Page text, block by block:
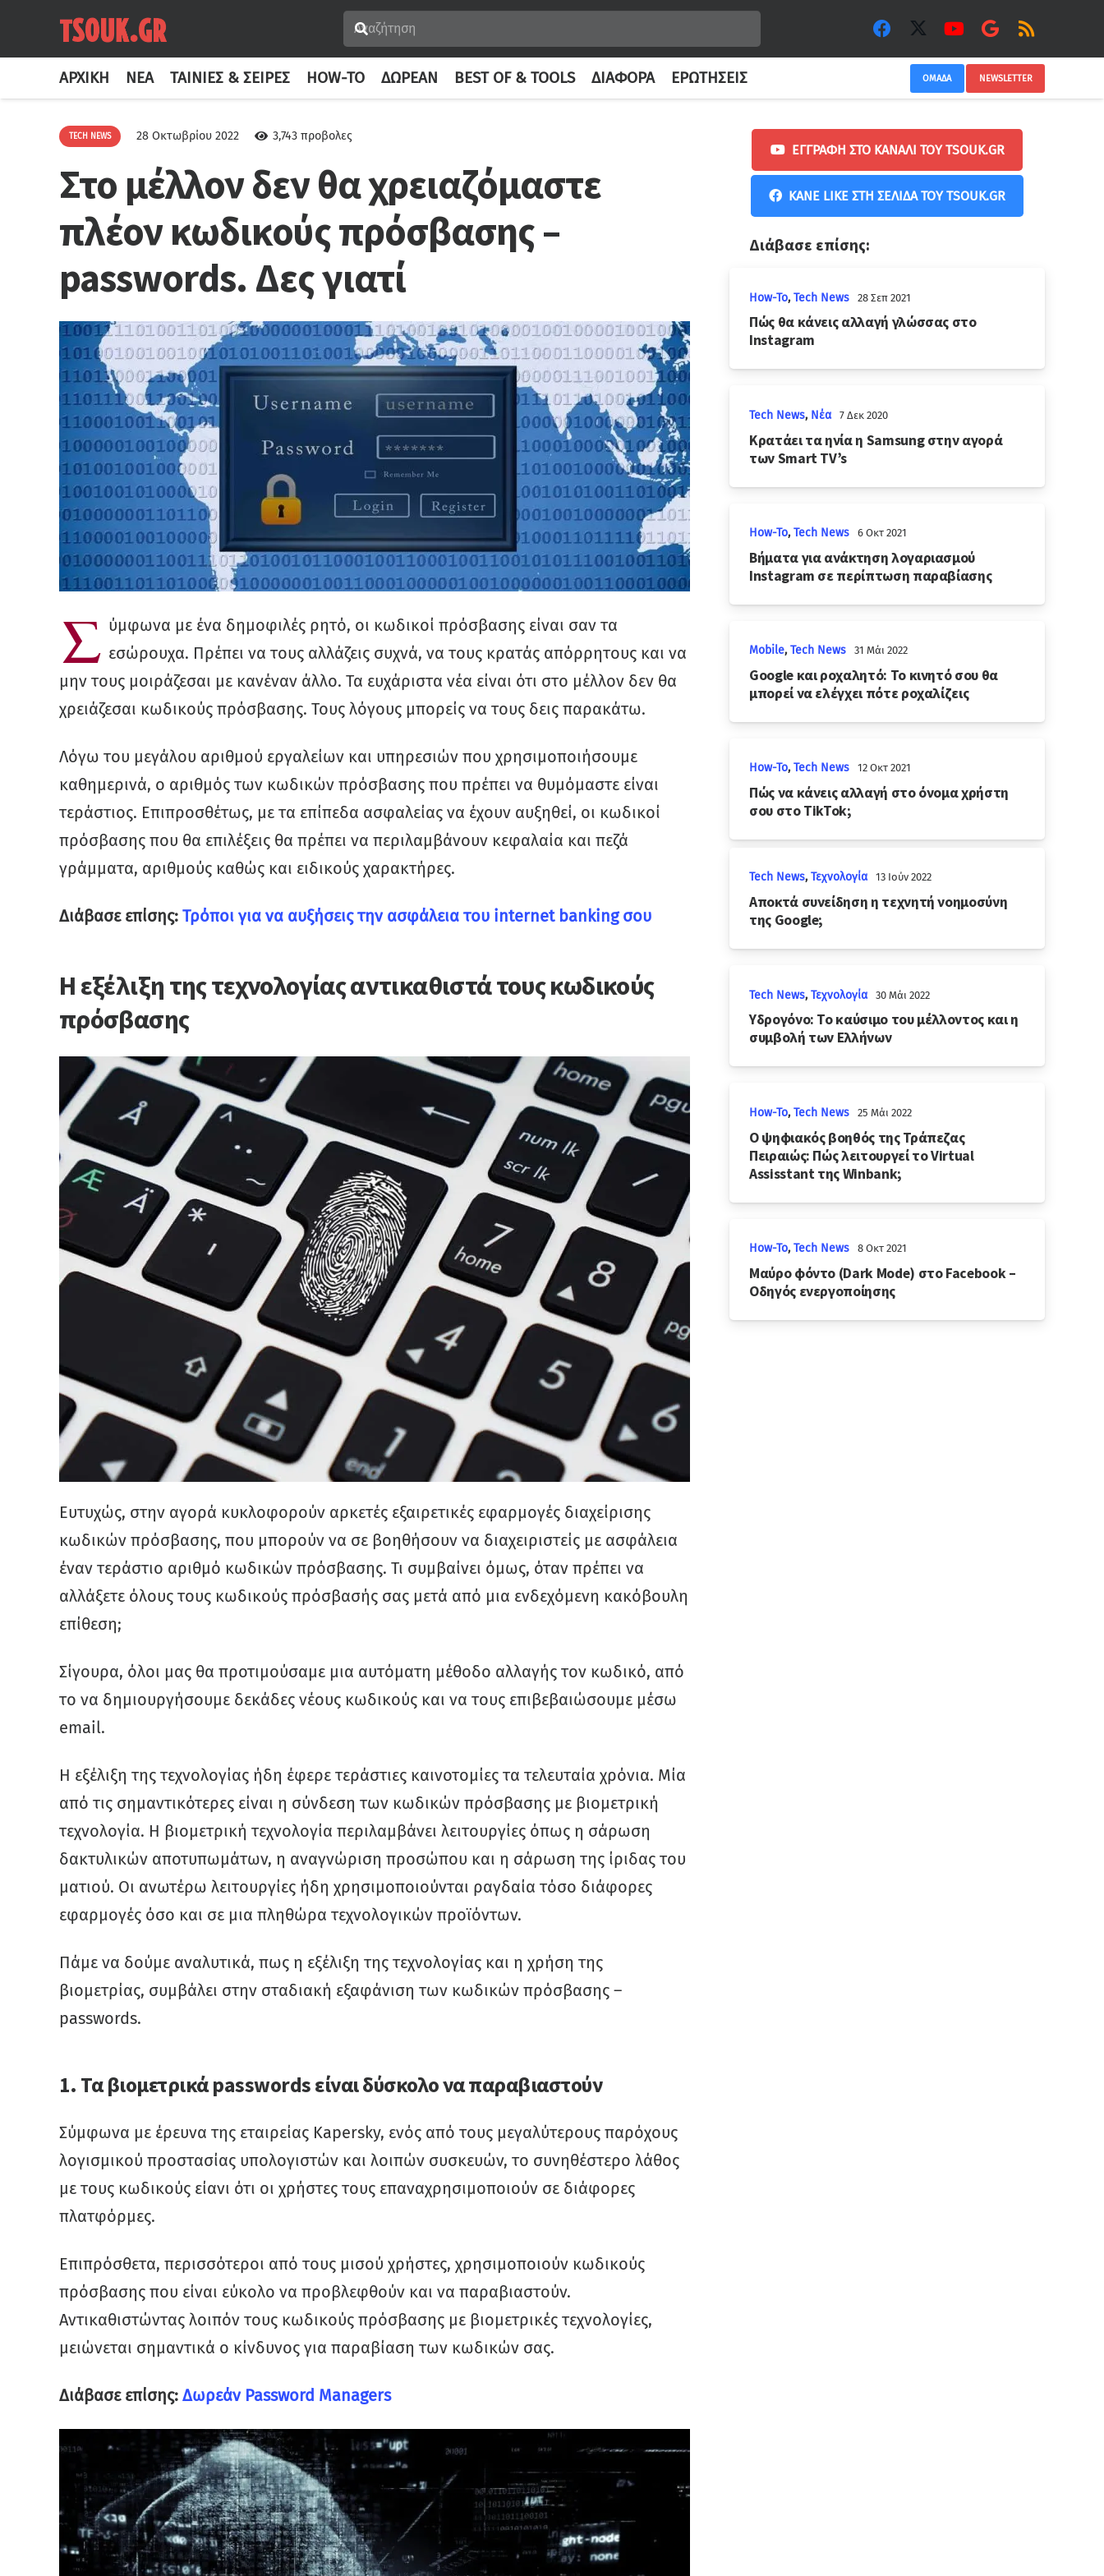
ΑΡΧΙΚΉ ΝΈΑ ΤΑΙΝΊΕΣ & ΣΕΙΡΈΣ HOW-TO ΔΩΡΕΆΝ BEST OF & TOOLS ΔΙΆΦΟΡΑ ΕΡΩΤΉΣΕΙΣ ΟΜΑΔΑ NEWSLETTER
TECH NEWS 28 Οκτωβρίου 2022 3,743 προβολες
Στο μέλλον δεν θα χρειαζόμαστε
πλέον κωδικούς πρόσβασης –
passwords. Δες γιατί
Σ ύμφωνα με ένα δημοφιλές ρητό, οι κωδικοί πρόσβασης είναι σαν τα
εσώρουχα. Πρέπει να τους αλλάζεις συχνά, να τους κρατάς απόρρητους και να
μην τους μοιράζεσαι με κανέναν άλλο. Τα ευχάριστα νέα είναι ότι στο μέλλον δεν θα
χρειάζεσαι κωδικούς πρόσβασης. Τους λόγους μπορείς να τους δεις παρακάτω.
Λόγω του μεγάλου αριθμού εργαλείων και υπηρεσιών που χρησιμοποιήσουμε
καθημερινά, ο αριθμός των κωδικών πρόσβασης που πρέπει να θυμόμαστε είναι
τεράστιος. Επιπροσθέτως, με τα επίπεδα ασφαλείας να έχουν αυξηθεί, οι κωδικοί
πρόσβασης που θα επιλέξεις θα πρέπει να περιλαμβάνουν κεφαλαία και πεζά
γράμματα, αριθμούς καθώς και ειδικούς χαρακτήρες.
Διάβασε επίσης: Τρόποι για να αυξήσεις την ασφάλεια του internet banking σου
Η εξέλιξη της τεχνολογίας αντικαθιστά τους κωδικούς
πρόσβασης
Ευτυχώς, στην αγορά κυκλοφορούν αρκετές εξαιρετικές εφαρμογές διαχείρισης
κωδικών πρόσβασης, που μπορούν να σε βοηθήσουν να διαχειριστείς με ασφάλεια
έναν τεράστιο αριθμό κωδικών πρόσβασης. Τι συμβαίνει όμως, όταν πρέπει να
αλλάξετε όλους τους κωδικούς πρόσβασής σας μετά από μια ενδεχόμενη κακόβουλη
επίθεση;
Σίγουρα, όλοι μας θα προτιμούσαμε μια αυτόματη μέθοδο αλλαγής τον κωδικό, από
το να δημιουργήσουμε δεκάδες νέους κωδικούς και να τους επιβεβαιώσουμε μέσω
email.
Η εξέλιξη της τεχνολογίας ήδη έφερε τεράστιες καινοτομίες τα τελευταία χρόνια. Μία
από τις σημαντικότερες είναι η σύνδεση των κωδικών πρόσβασης με βιομετρική
τεχνολογία. Η βιομετρική τεχνολογία περιλαμβάνει λειτουργίες όπως η σάρωση
δακτυλικών αποτυπωμάτων, η αναγνώριση προσώπου και η σάρωση της ίριδας του
ματιού. Οι ανωτέρω λειτουργίες ήδη χρησιμοποιούνται ραγδαία τόσο διάφορες
εφαρμογές όσο και σε μια πληθώρα τεχνολογικών προϊόντων.
Πάμε να δούμε αναλυτικά, πως η εξέλιξη της τεχνολογίας και η χρήση της
βιομετρίας, συμβάλει στην σταδιακή εξαφάνιση των κωδικών πρόσβασης –
passwords.
1. Τα βιομετρικάpasswords είναι δύσκολο να παραβιαστούν
Σύμφωνα με έρευνα της εταιρείας Kapersky, ενός από τους μεγαλύτερους παρόχους
λογισμικού προστασίας υπολογιστών και λοιπών συσκευών, το συνηθέστερο λάθος
με τους κωδικούς είανι ότι οι χρήστες τους επαναχρησιμοποιούν σε διάφορες
πλατφόρμες.
Επιπρόσθετα, περισσότεροι από τους μισού χρήστες, χρησιμοποιούν κωδικούς
πρόσβασης που είναι εύκολο να προβλεφθούν και να παραβιαστούν.
Αντικαθιστώντας λοιπόν τους κωδικούς πρόσβασης με βιομετρικές τεχνολογίες,
μειώνεται σημαντικά ο κίνδυνος για παραβίαση των κωδικών σας.
Διάβασε επίσης: Δωρεάν Password Managers
ΕΓΓΡΑΦΉ ΣΤΟ ΚΑΝΆΛΙ ΤΟΥ TSOUK.GR
ΚΆΝΕ LIKE ΣΤΗ ΣΕΛΊΔΑ ΤΟΥ TSOUK.GR
Διάβασε επίσης:
How-To,Tech News 28 Σεπ 2021
Πώς θα κάνεις αλλαγή γλώσσας στο
Instagram
Tech News, Νέα 7 Δεκ 2020
Κρατάει τα ηνία η Samsung στην αγορά
των Smart TV’s
How-To,Tech News 6 Οκτ 2021
Βήματα για ανάκτηση λογαριασμού
Instagram σε περίπτωση παραβίασης
Mobile,Tech News 31 Μάι 2022
Google και ροχαλητό: Το κινητό σου θα
μπορεί να ελέγχει πότε ροχαλίζεις
How-To,Tech News 12 Οκτ 2021
Πώς να κάνεις αλλαγή στο όνομα χρήστη
σου στο TikTok;
Tech News,Τεχνολογία 13 Ιούν 2022
Αποκτά συνείδηση η τεχνητή νοημοσύνη
της Google;
Tech News,Τεχνολογία 30 Μάι 2022
Υδρογόνο: Το καύσιμο του μέλλοντος και η
συμβολή των Ελλήνων
How-To,Tech News 25 Μάι 2022
Ο ψηφιακός βοηθός της Τράπεζας
Πειραιώς: Πώς λειτουργεί το Virtual
Assisstant της Winbank;
How-To,Tech News 8 Οκτ 2021
Μαύρο φόντο (Dark Mode) στο Facebook –
Οδηγός ενεργοποίησης